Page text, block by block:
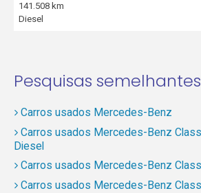
141.508 km
Diesel
Pesquisas semelhantes
Carros usados Mercedes-Benz
Carros usados Mercedes-Benz
Diesel
Carros usados Mercedes-Benz
Carros usados Mercedes-Benz